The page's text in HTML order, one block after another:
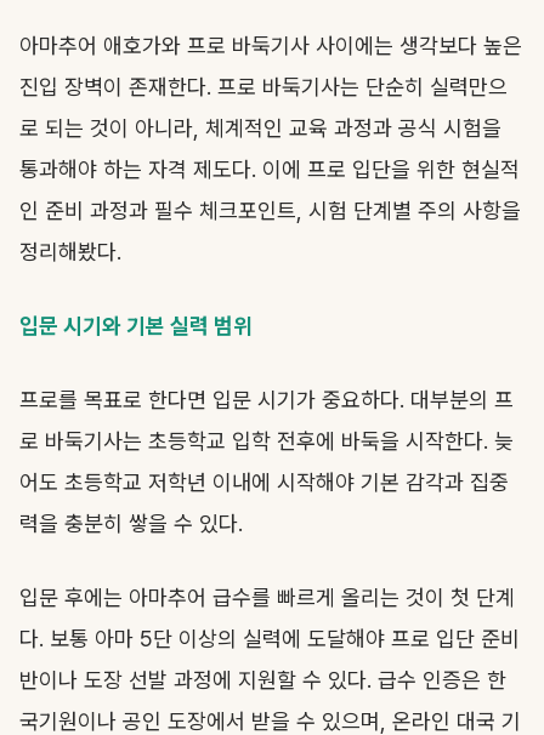
아마추어 애호가와 프로 바둑기사 사이에는 생각보다 높은
진입 장벽이 존재한다. 프로 바둑기사는 단순히 실력만으
로 되는 것이 아니라, 체계적인 교육 과정과 공식 시험을
통과해야 하는 자격 제도다. 이에 프로 입단을 위한 현실적
인 준비 과정과 필수 체크포인트, 시험 단계별 주의 사항을
정리해봤다.
입문 시기와 기본 실력 범위
프로를 목표로 한다면 입문 시기가 중요하다. 대부분의 프
로 바둑기사는 초등학교 입학 전후에 바둑을 시작한다. 늦
어도 초등학교 저학년 이내에 시작해야 기본 감각과 집중
력을 충분히 쌓을 수 있다.
입문 후에는 아마추어 급수를 빠르게 올리는 것이 첫 단계
다. 보통 아마 5단 이상의 실력에 도달해야 프로 입단 준비
반이나 도장 선발 과정에 지원할 수 있다. 급수 인증은 한
국기원이나 공인 도장에서 받을 수 있으며, 온라인 대국 기